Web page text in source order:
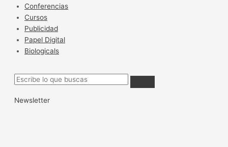
Conferencias
Cursos
Publicidad
Papel Digital
Biologicals
Newsletter